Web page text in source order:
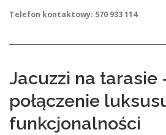
Telefon kontaktowy: 570 933 114
Jacuzzi na tarasie
połączenie
funkcjonalności